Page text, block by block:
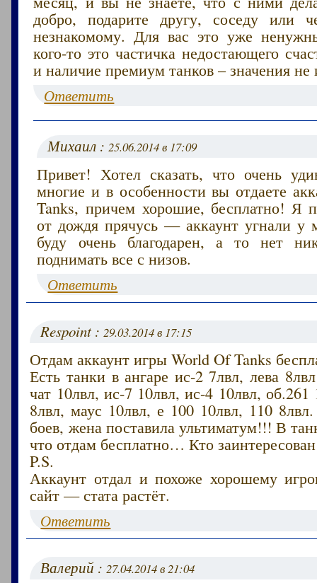
добро, подарите другу, соседу или
незнакомому. Для вас это уже
кого-то это частичка недостающего
и наличие премиум танков – значения не
Ответить
Михаил :25.06.2014 в 17:09
Привет! Хотел сказать, что очень
многие и в особенности вы отдаете
Tanks, причем хорошие, бесплатно! Я
от дождя прячусь — аккаунт угнали у
буду очень благодарен, а то нет
поднимать все с низов.
Ответить
Respoint :29.03.2014 в 17:15
Отдам аккаунт игры World Of Tanks
Есть танки в ангаре ис-2 7лвл, лева
чат 10лвл, ис-7 10лвл, ис-4 10лвл,
8лвл, маус 10лвл, е 100 10лвл, 110
боев, жена поставила ультиматум!!! В
что отдам бесплатно… Кто
P.S.
Аккаунт отдал и похоже хорошему
сайт — стата растёт.
Ответить
Валерий :27.04.2014 в 21:04